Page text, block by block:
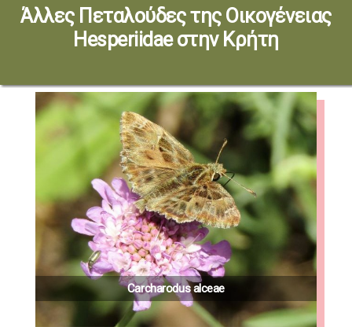
Άλλες Πεταλούδες της Οικογένειας
Hesperiidae στην Κρήτη
Carcharodus alceae